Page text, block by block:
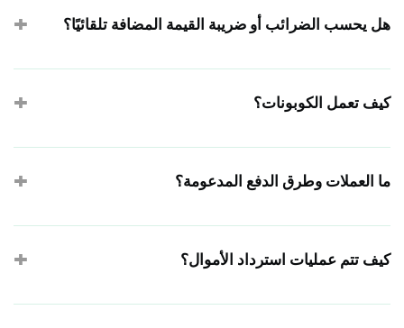
التحكم الفورية وأغلق النموذج يدويًا أو عبر موعد نهائي مجدول.
هل يحسب الضرائب أو ضريبة القيمة المضافة تلقائيًا؟
مستقل. تُعرض المبالغ الإجمالية للمشتري دائمًا قبل الدفع.
كيف تعمل الكوبونات؟
من الخصومات وتطبيقها على الخادم، فلا يمكن إساءة استخدام
ما العملات وطرق الدفع المدعومة؟
Pay أو Link، وكذلك — حيثما يوفرها Stripe — خيارات الشراء الآن
وموقعه.
كيف تتم عمليات استرداد الأموال؟